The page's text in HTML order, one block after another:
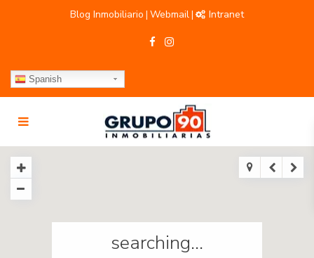
Blog Inmobiliario | Webmail| Intranet
Spanish
searching...